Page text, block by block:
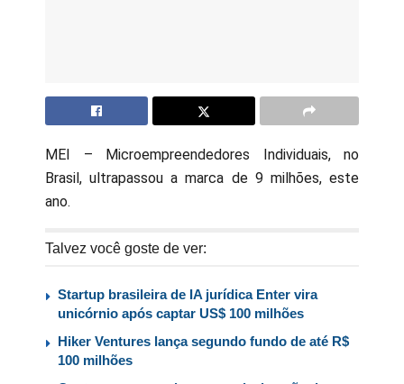
MEI – Microempreendedores Individuais, no
Brasil, ultrapassou a marca de 9 milhões, este
ano.
Talvez você goste de ver:
Startup brasileira de IA jurídica Enter vira
unicórnio após captar US$ 100 milhões
Hiker Ventures lança segundo fundo de até R$
100 milhões